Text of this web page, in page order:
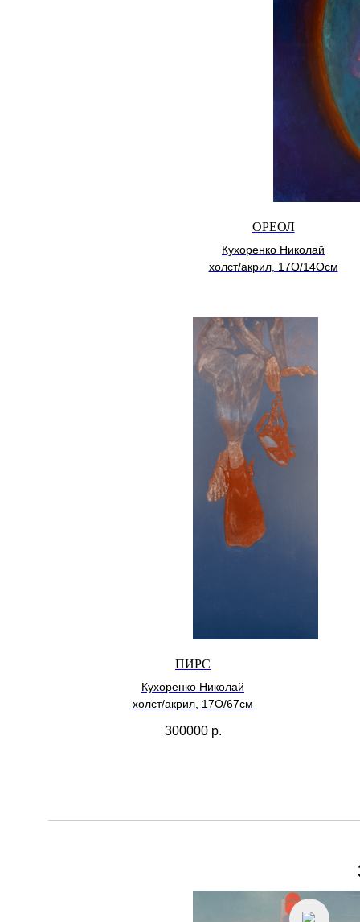
ОРЕОЛ
Кухоренко Николай
холст/акрил, 17О/14Осм
ПИРС
Кухоренко Николай
холст/акрил, 17О/67см
300000 р.